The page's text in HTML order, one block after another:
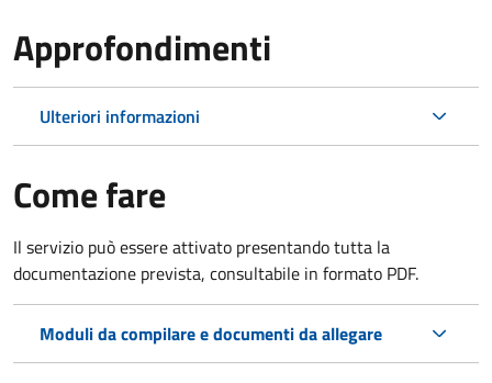
Approfondimenti
Ulteriori informazioni
Come fare
Il servizio può essere attivato presentando tutta la
documentazione prevista, consultabile in formato PDF.
Moduli da compilare e documenti da allegare